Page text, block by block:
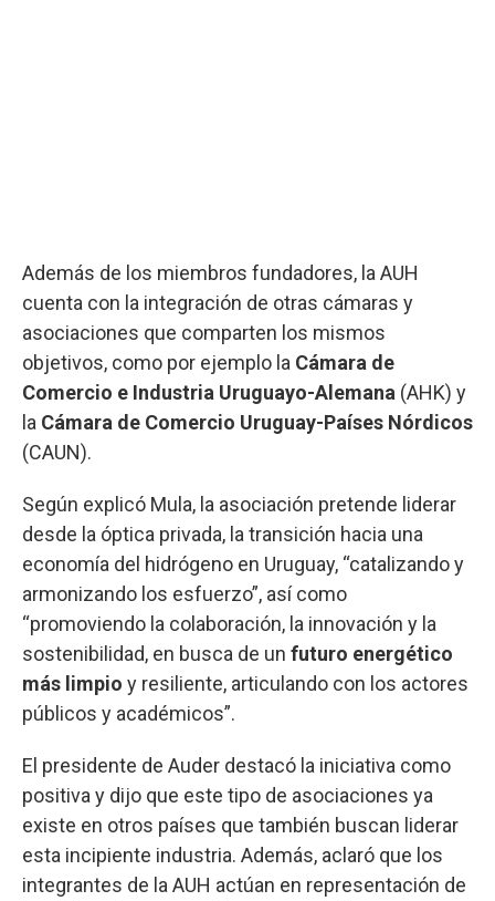
Además de los miembros fundadores, la AUH
cuenta con la integración de otras cámaras y
asociaciones que comparten los mismos
objetivos, como por ejemplo la Cámara de
Comercio e Industria Uruguayo-Alemana (AHK) y
la Cámara de Comercio Uruguay-Países Nórdicos
(CAUN).
Según explicó Mula, la asociación pretende liderar
desde la óptica privada, la transición hacia una
economía del hidrógeno en Uruguay, “catalizando y
armonizando los esfuerzo”, así como
“promoviendo la colaboración, la innovación y la
sostenibilidad, en busca de un futuro energético
más limpio y resiliente, articulando con los actores
públicos y académicos”.
El presidente de Auder destacó la iniciativa como
positiva y dijo que este tipo de asociaciones ya
existe en otros países que también buscan liderar
esta incipiente industria. Además, aclaró que los
integrantes de la AUH actúan en representación de